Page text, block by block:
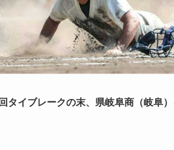
タイブレークの末、県岐阜商（岐阜